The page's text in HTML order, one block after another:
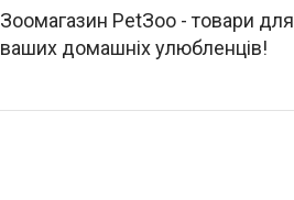
Зоомагазин PetЗoo - товари для
ваших домашніх улюбленців!